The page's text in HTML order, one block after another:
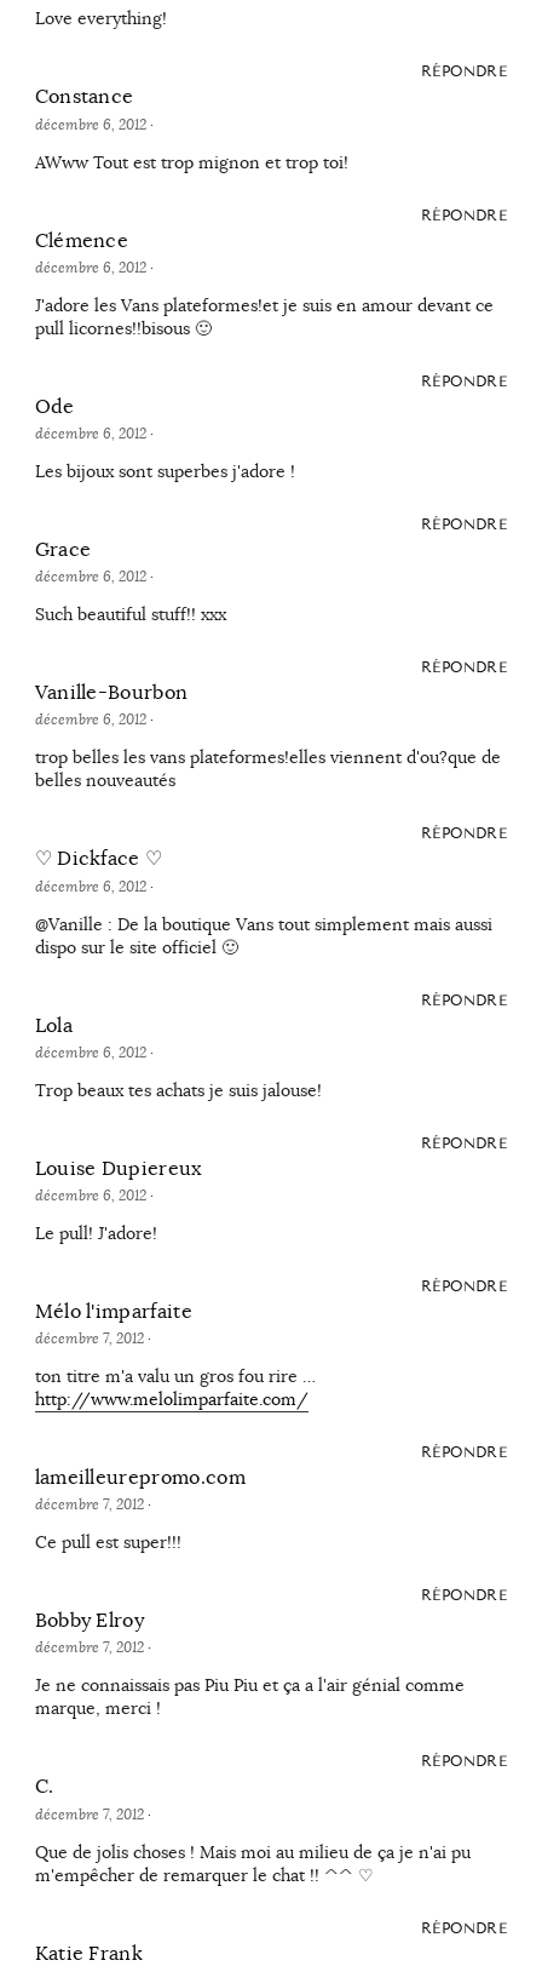
Love everything!
RÉPONDRE
Constance
décembre 6, 2012·
AWww Tout est trop mignon et trop toi!
RÉPONDRE
Clémence
décembre 6, 2012·
J'adore les Vans plateformes!et je suis en amour devant ce
pull licornes!!bisous 🙂
RÉPONDRE
Ode
décembre 6, 2012·
Les bijoux sont superbes j'adore !
RÉPONDRE
Grace
décembre 6, 2012·
Such beautiful stuff!! xxx
RÉPONDRE
Vanille-Bourbon
décembre 6, 2012·
trop belles les vans plateformes!elles viennent d'ou?que de
belles nouveautés
RÉPONDRE
♡ Dickface ♡
décembre 6, 2012·
@Vanille : De la boutique Vans tout simplement mais aussi
dispo sur le site officiel 🙂
RÉPONDRE
Lola
décembre 6, 2012·
Trop beaux tes achats je suis jalouse!
RÉPONDRE
Louise Dupiereux
décembre 6, 2012·
Le pull! J'adore!
RÉPONDRE
Mélo l'imparfaite
décembre 7, 2012·
ton titre m'a valu un gros fou rire …
http://www.melolimparfaite.com/
RÉPONDRE
lameilleurepromo.com
décembre 7, 2012·
Ce pull est super!!!
RÉPONDRE
Bobby Elroy
décembre 7, 2012·
Je ne connaissais pas Piu Piu et ça a l'air génial comme
marque, merci !
RÉPONDRE
C.
décembre 7, 2012·
Que de jolis choses ! Mais moi au milieu de ça je n'ai pu
m'empêcher de remarquer le chat !! ^^ ♡
RÉPONDRE
Katie Frank